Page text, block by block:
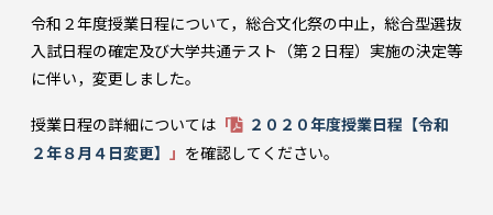
令和２年度授業日程について，総合文化祭の中止，総合型選抜
入試日程の確定及び大学共通テスト（第２日程）実施の決定等
に伴い，変更しました。
授業日程の詳細については 「
２０２０年度授業日程【令和
２年８月４日変更】 」 を確認してください。